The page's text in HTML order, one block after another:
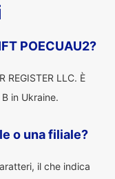
POECUAU2?
REGISTER LLC. È
in Ukraine.
o una filiale?
il che indica